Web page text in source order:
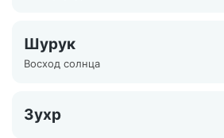
Шурук
Восход солнца
Зухр